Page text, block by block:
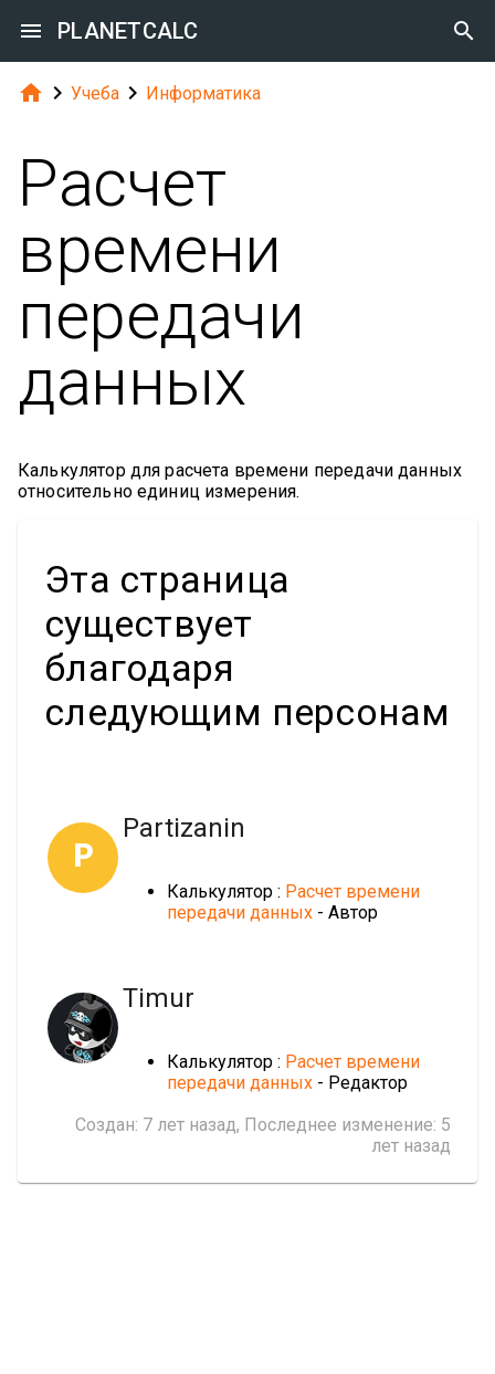
 PLANETCALC 
  Учеба  Информатика
Расчет
времени
передачи
данных
Калькулятор для расчета времени передачи данных
относительно единиц измерения.
Эта страница
существует
благодаря
следующим персонам
P
Partizanin
Калькулятор : Расчет времени
передачи данных - Автор
Timur
Калькулятор : Расчет времени
передачи данных - Редактор
Создан: 7 лет назад, Последнее изменение: 5
лет назад